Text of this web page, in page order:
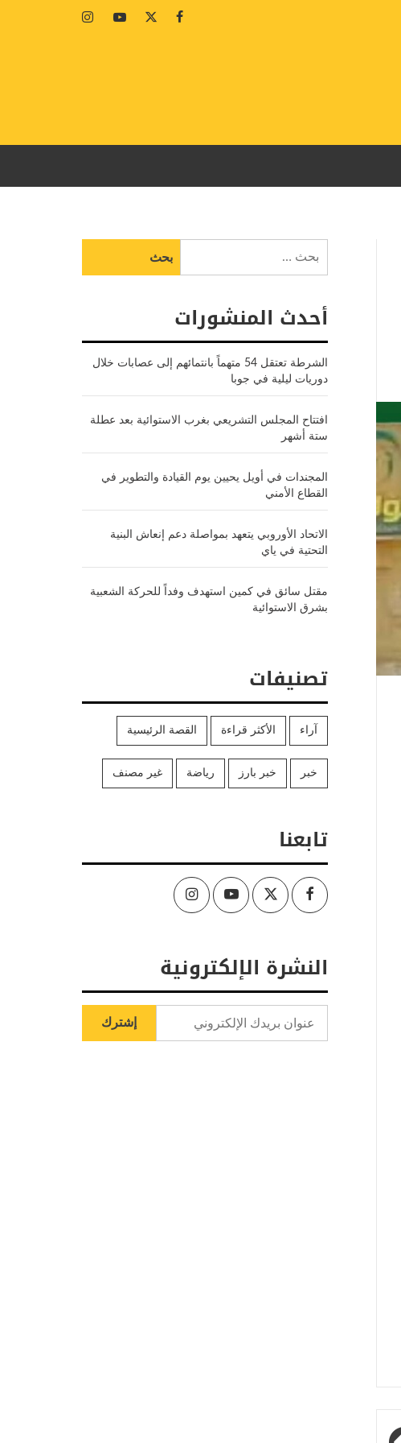
Facebook
Twitter
Youtube
Instagram
عن:
أحدث المنشورات
الشرطة تعتقل 54 متهماً بانتمائهم إلى عصابات خلال
دوريات ليلية في جوبا
افتتاح المجلس التشريعي بغرب الاستوائية بعد عطلة
ستة أشهر
المجندات في أويل يحيين يوم القيادة والتطوير في
القطاع الأمني
الاتحاد الأوروبي يتعهد بمواصلة دعم إنعاش البنية
التحتية في ياي
مقتل سائق في كمين استهدف وفداً للحركة الشعبية
بشرق الاستوائية
تصنيفات
آراء الأكثر قراءة القصة الرئيسية
خبر خبر بارز رياضة غير مصنف
تابعنا
Facebook
Twitter
Youtube
Instagram
النشرة الإلكترونية